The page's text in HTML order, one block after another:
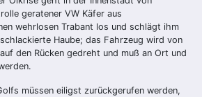
geratener VW Käfer aus
wehrlosen Trabant los und schlägt ihm
Haube; das Fahrzeug wird von
den Rücken gedreht und muß an Ort und
müssen eiligst zurückgerufen werden,